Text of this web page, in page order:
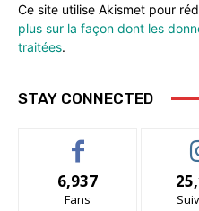
Ce site utilise Akismet pour
plus sur la façon dont les
traitées.
STAY CONNECTED
6,937
Fans